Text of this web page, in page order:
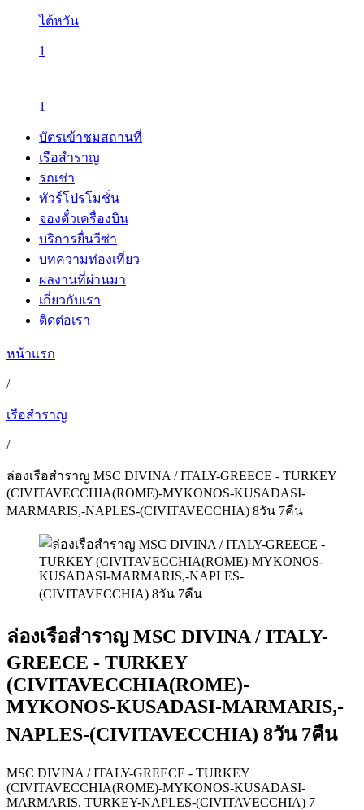
ไต้หวัน
1
1
บัตรเข้าชมสถานที่
เรือสำราญ
รถเช่า
ทัวร์โปรโมชั่น
จองตั๋วเครื่องบิน
บริการยื่นวีซ่า
บทความท่องเที่ยว
ผลงานที่ผ่านมา
เกี่ยวกับเรา
ติดต่อเรา
หน้าแรก
/
เรือสำราญ
/
ล่องเรือสำราญ MSC DIVINA / ITALY-GREECE - TURKEY
(CIVITAVECCHIA(ROME)-MYKONOS-KUSADASI-
MARMARIS,-NAPLES-(CIVITAVECCHIA) 8วัน 7คืน
ล่องเรือสำราญ MSC DIVINA / ITALY-
GREECE - TURKEY
(CIVITAVECCHIA(ROME)-
MYKONOS-KUSADASI-MARMARIS,-
NAPLES-(CIVITAVECCHIA) 8วัน 7คืน
MSC DIVINA / ITALY-GREECE - TURKEY
(CIVITAVECCHIA(ROME)-MYKONOS-KUSADASI-
MARMARIS, TURKEY-NAPLES-(CIVITAVECCHIA) 7